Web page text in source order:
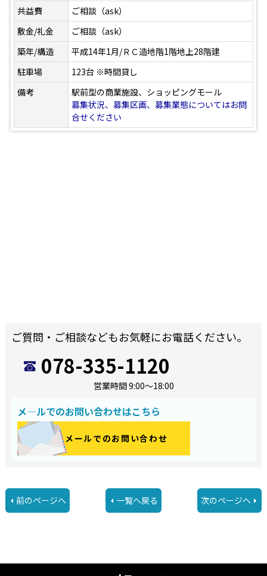
共益費
ご相談（ask）
敷金/礼金
ご相談（ask）
築年/構造
平成14年1月/ＲＣ造地階1階地上28階建
駐車場
123台 ※時間貸し
備考
駅前型の商業施設、ショッピングモール
募集状況、募集区画、募集業態についてはお問
合せください
ご質問・ご相談などもお気軽にお電話ください。
078-335-1120
営業時間 9:00～18:00
メ―ルでのお問い合わせはこちら
メールでのお問い合わせ
前のページへ 次のページへ
一覧へ戻る